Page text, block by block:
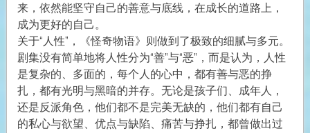
来，依然能坚守自己的善意与底线，在成长的道路上，
成为更好的自己。
关于“人性”，《怪奇物语》则做到了极致的细腻与多元。
剧集没有简单地将人性分为“善”与“恶”，而是认为，人性
是复杂的、多面的，每个人的心中，都有善与恶的挣
扎，都有光明与黑暗的并存。无论是孩子们、成年人，
还是反派角色，他们都不是完美无缺的，他们都有自己
的私心与欲望、优点与缺陷、痛苦与挣扎，都曾做出过